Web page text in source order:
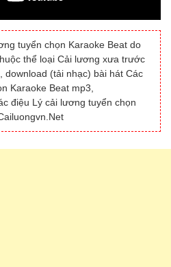
tuyển chọn Karaoke Beat do
thể loại Cải lương xưa trước
download (tải nhạc) bài hát Các
Karaoke Beat mp3,
điệu Lý cải lương tuyển chọn